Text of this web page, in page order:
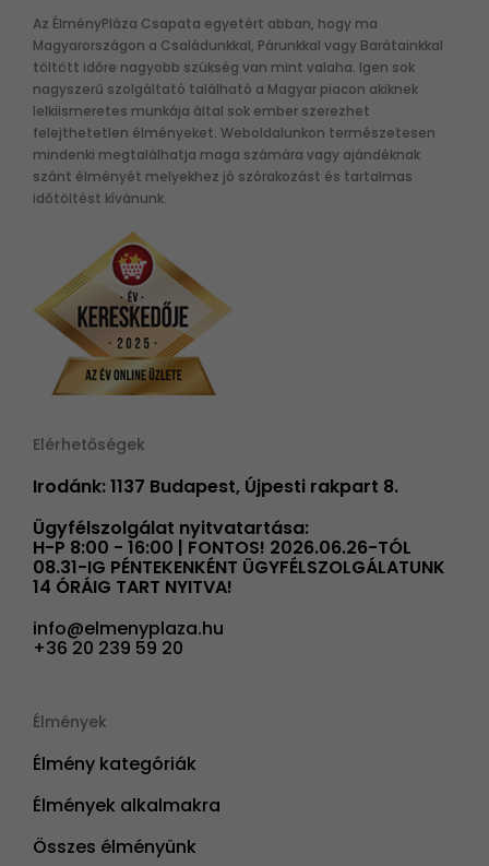
Az ÉlményPláza Csapata egyetért abban, hogy ma
Magyarországon a Családunkkal, Párunkkal vagy Barátainkkal
töltött időre nagyobb szükség van mint valaha. Igen sok
nagyszerű szolgáltató található a Magyar piacon akiknek
lelkiismeretes munkája által sok ember szerezhet
felejthetetlen élményeket. Weboldalunkon természetesen
mindenki megtalálhatja maga számára vagy ajándéknak
szánt élményét melyekhez jó szórakozást és tartalmas
időtöltést kívánunk.
Elérhetőségek
Irodánk: 1137 Budapest, Újpesti rakpart 8.
Ügyfélszolgálat nyitvatartása:
H-P 8:00 - 16:00 | FONTOS! 2026.06.26-TÓL
08.31-IG PÉNTEKENKÉNT ÜGYFÉLSZOLGÁLATUNK
14 ÓRÁIG TART NYITVA!
info@elmenyplaza.hu
+36 20 239 59 20
Élmények
Élmény kategóriák
Élmények alkalmakra
Összes élményünk